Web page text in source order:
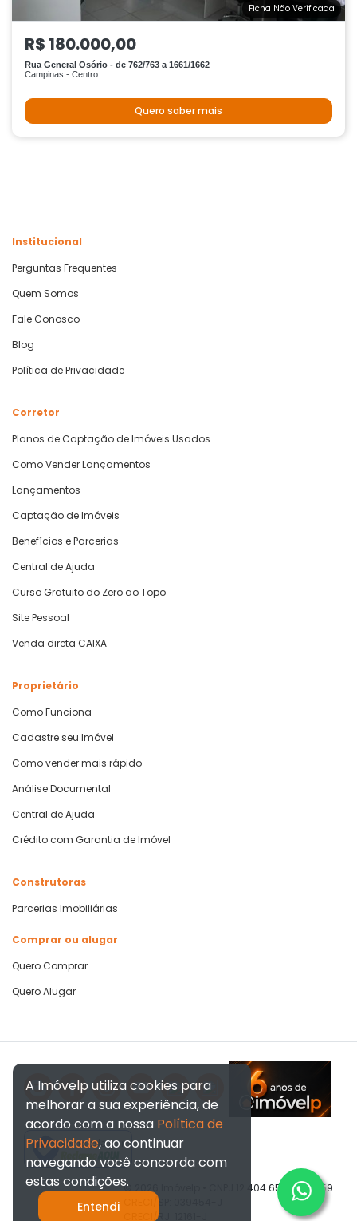
Ficha Não Verificada
R$ 180.000,00
Rua General Osório - de 762/763 a 1661/1662
Campinas - Centro
Quero saber mais
Institucional
Perguntas Frequentes
Quem Somos
Fale Conosco
Blog
Política de Privacidade
Corretor
Planos de Captação de Imóveis Usados
Como Vender Lançamentos
Lançamentos
Captação de Imóveis
Benefícios e Parcerias
Central de Ajuda
Curso Gratuito do Zero ao Topo
Site Pessoal
Venda direta CAIXA
Proprietário
Como Funciona
Cadastre seu Imóvel
Como vender mais rápido
Análise Documental
Central de Ajuda
Crédito com Garantia de Imóvel
Construtoras
Parcerias Imobiliárias
Comprar ou alugar
Quero Comprar
Quero Alugar
Verificada por
© 2026 Imóvelp • CNPJ 12.404.656/0001-59
CRECI/SP: 039454-J
CRECI/RJ: 12161-J
A Imóvelp utiliza cookies para
melhorar a sua experiência, de
acordo com a nossa Política de
Privacidade, ao continuar
navegando você concorda com
estas condições.
Entendi